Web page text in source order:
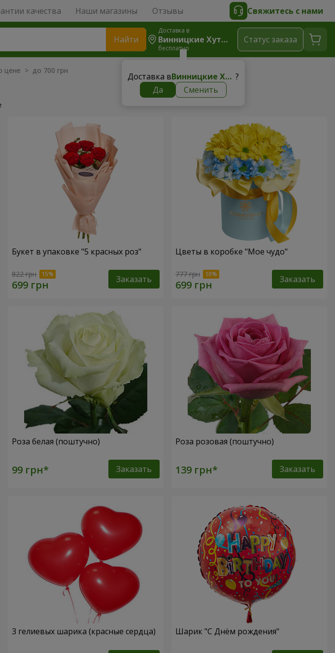
качества Наши магазины Отзывы Свяжитесь с нами
Найти
Доставка в
Винницкие Хутора
бесплатно
Доставка в Винницкие Хутора ?
Да
Сменить
Cтатус заказа
цене > до 700 грн
Букет в упаковке "5 красных роз"
822 грн Заказать
Цветы в коробке "Мое чудо"
777 грн Заказать
Роза белая (поштучно)
Заказать
Роза розовая (поштучно)
Заказать
3 гелиевых шарика (красные сердца) Шарик "С Днём рождения"